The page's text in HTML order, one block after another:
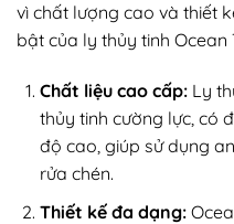
vì chất lượng cao và thiết
bật của ly thủy tinh
Chất liệu cao cấp: Ly
thủy tinh cường lực, có
độ cao, giúp sử dụng
rửa chén.
Thiết kế đa dạng: